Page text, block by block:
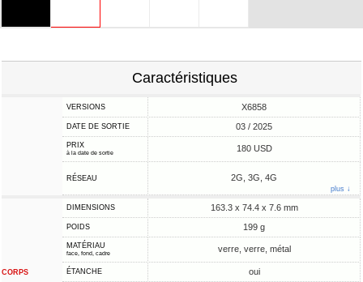
Caractéristiques
VERSIONS X6858
DATE DE SORTIE 03 / 2025
PRIX
à la date de sortie 180 USD
RÉSEAU 2G, 3G, 4G
plus ↓
CORPS
DIMENSIONS 163.3 x 74.4 x 7.6 mm
POIDS 199 g
MATÉRIAU
face, fond, cadre verre, verre, métal
ÉTANCHE oui